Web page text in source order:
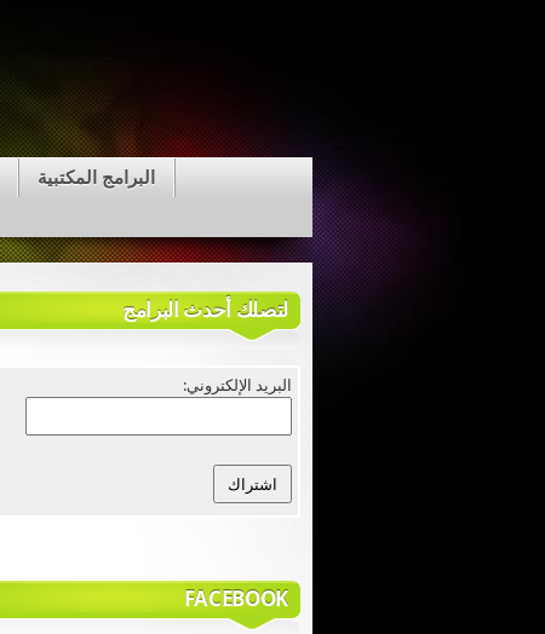
البرامج المكتبية
لتصلك أحدث البرامج
البريد الإلكتروني:
FACEBOOK